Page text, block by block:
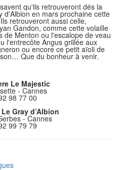
qu'ils retrouveront dés la
d'Albion en mars prochaine cette
retrouveront aussi celle,
Gandon, comme cette volaille
de Menton ou l'escalope de veau
l'entrecôte Angus grillée aux
ou encore ce petit aïoli de
Que du bonheur à venir.
Le Majestic
- Cannes
98 77 00
Gray d’Albion
- Cannes
99 79 79